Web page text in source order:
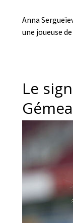
Anna
une joueuse
Le